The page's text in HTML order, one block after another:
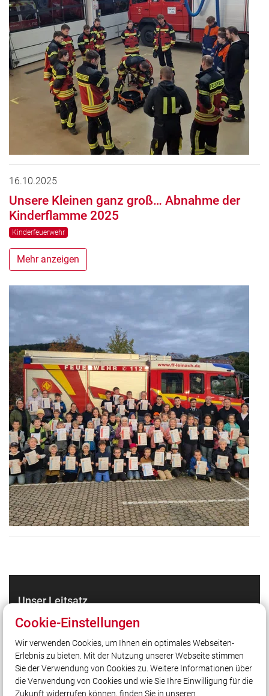
16.10.2025
Unsere Kleinen ganz groß… Abnahme der
Kinderflamme 2025
Kinderfeuerwehr
Mehr anzeigen
Unser Leitsatz
Gott zur Ehr dem Nächsten zur Wehr!
Quicklinks
LFV Bayern
Cookie-Einstellungen
Wir verwenden Cookies, um Ihnen ein optimales Webseiten-
Erlebnis zu bieten. Mit der Nutzung unserer Webseite stimmen
Sie der Verwendung von Cookies zu. Weitere Informationen über
die Verwendung von Cookies und wie Sie Ihre Einwilligung für die
Zukunft widerrufen können, finden Sie in unseren